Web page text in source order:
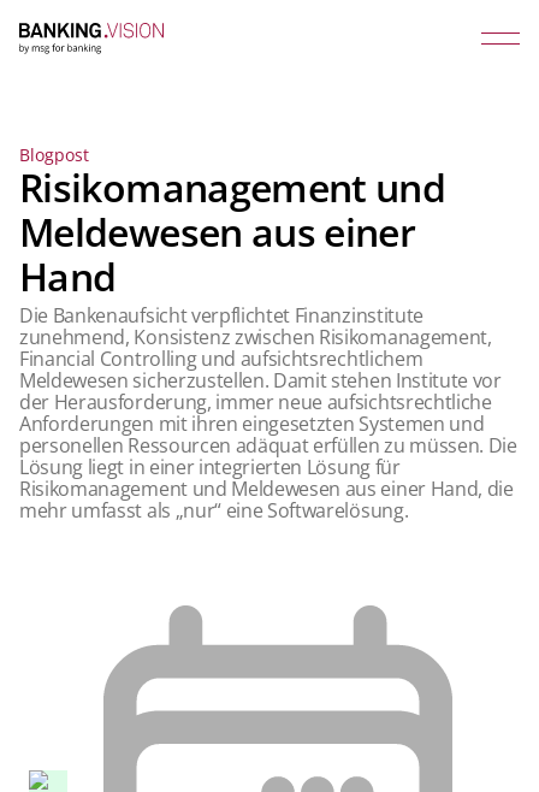
Blogpost
Risikomanagement und
Meldewesen aus einer
Hand
Die Bankenaufsicht verpflichtet Finanzinstitute
zunehmend, Konsistenz zwischen Risikomanagement,
Financial Controlling und aufsichtsrechtlichem
Meldewesen sicherzustellen. Damit stehen Institute vor
der Herausforderung, immer neue aufsichtsrechtliche
Anforderungen mit ihren eingesetzten Systemen und
personellen Ressourcen adäquat erfüllen zu müssen. Die
Lösung liegt in einer integrierten Lösung für
Risikomanagement und Meldewesen aus einer Hand, die
mehr umfasst als „nur“ eine Softwarelösung.